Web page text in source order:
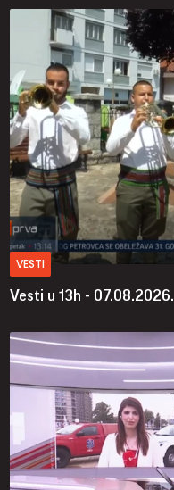
VESTI
Vesti u 13h - 07.08.2026.